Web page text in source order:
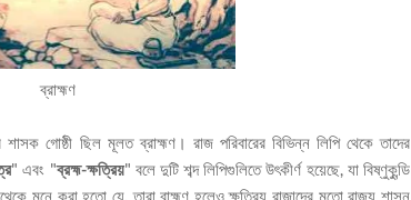
ব্রাহ্মণ
গোষ্ঠী ছিল মূলত ব্রাহ্মণ। রাজ পরিবারের বিভিন্ন লিপি থেকে তাদের
" এবং "ব্রহ্ম-ক্ষত্রিয়" বলে দুটি শব্দ লিপিগুলিতে উৎকীর্ণ হয়েছে, যা বিষ্ণুকুন্ডি
মনে করা হতো যে, তারা বাহ্মণ হলেও ক্ষত্রিয় রাজাদের মতো রাজ্য শাসন